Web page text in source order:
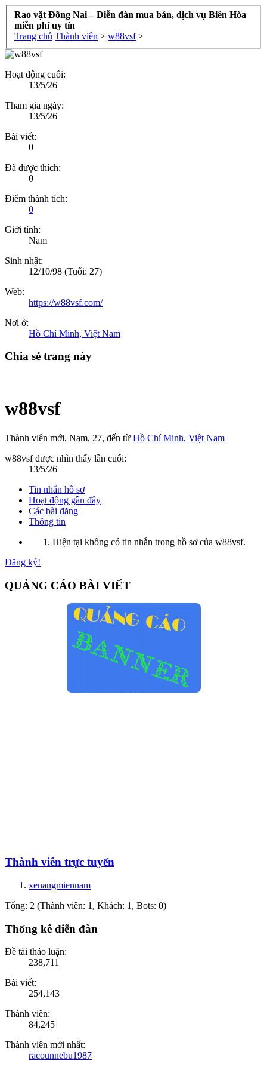
Rao vặt Đồng Nai – Diễn đàn mua bán, dịch vụ Biên Hòa
miễn phí uy tín
Trang chủ Thành viên > w88vsf >
Hoạt động cuối:
13/5/26
Tham gia ngày:
13/5/26
Bài viết:
0
Đã được thích:
0
Điểm thành tích:
0
Giới tính:
Nam
Sinh nhật:
12/10/98 (Tuổi: 27)
Web:
https://w88vsf.com/
Nơi ở:
Hồ Chí Minh, Việt Nam
Chia sẻ trang này
w88vsf
Thành viên mới, Nam, 27, đến từ Hồ Chí Minh, Việt Nam
w88vsf được nhìn thấy lần cuối:
13/5/26
Tin nhắn hồ sơ
Hoạt động gần đây
Các bài đăng
Thông tin
Hiện tại không có tin nhắn trong hồ sơ của w88vsf.
Đăng ký!
QUẢNG CÁO BÀI VIẾT
Thành viên trực tuyến
xenangmiennam
Tổng: 2 (Thành viên: 1, Khách: 1, Bots: 0)
Thống kê diễn đàn
Đề tài thảo luận:
238,711
Bài viết:
254,143
Thành viên:
84,245
Thành viên mới nhất:
racounnebu1987